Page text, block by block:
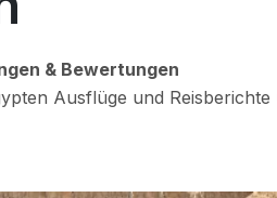
& Bewertungen
Ausflüge und